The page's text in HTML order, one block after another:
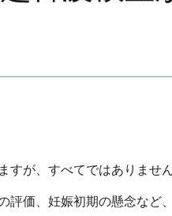
が、すべてではありませ
価、妊娠初期の懸念など